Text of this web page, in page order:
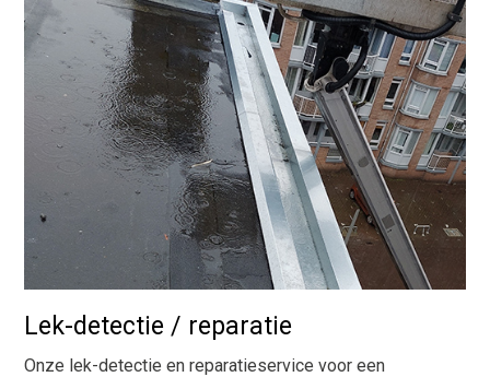
Lek-detectie / reparatie
Onze lek-detectie en reparatieservice voor een